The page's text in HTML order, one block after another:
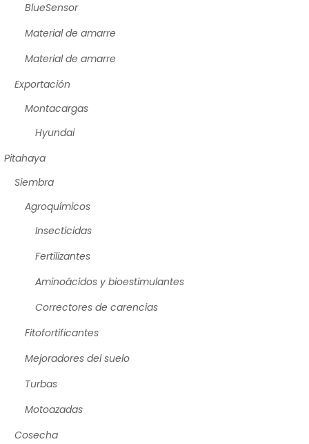
BlueSensor
Material de amarre
Material de amarre
Exportación
Montacargas
Hyundai
Pitahaya
Siembra
Agroquímicos
Insecticidas
Fertilizantes
Aminoácidos y bioestimulantes
Correctores de carencias
Fitofortificantes
Mejoradores del suelo
Turbas
Motoazadas
Cosecha